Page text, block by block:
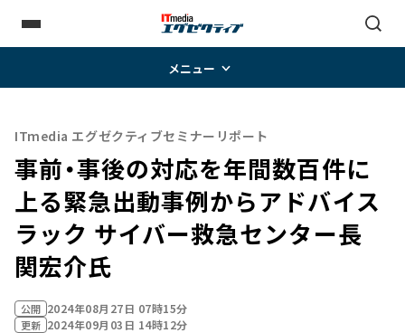
メニュー
ITmedia エグゼクティブセミナーリポート
事前・事後の対応を年間数百件に
上る緊急出動事例からアドバイス――
ラック サイバー救急センター長
関宏介氏
公開 2024年08月27日 07時15分
更新 2024年09月03日 14時12分